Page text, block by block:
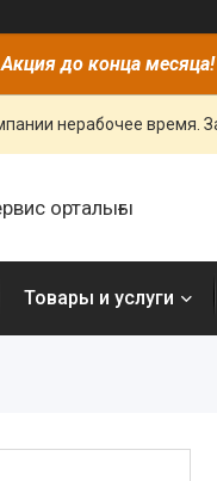
Акция до конца
нерабочее время.
орталығы
Товары и услуги